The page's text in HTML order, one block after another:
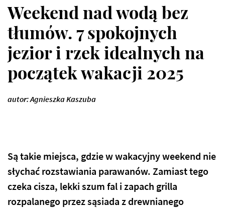
Weekend nad wodą bez
tłumów. 7 spokojnych
jezior i rzek idealnych na
początek wakacji 2025
autor: Agnieszka Kaszuba
Są takie miejsca, gdzie w wakacyjny weekend nie
słychać rozstawiania parawanów. Zamiast tego
czeka cisza, lekki szum fal i zapach grilla
rozpalanego przez sąsiada z drewnianego